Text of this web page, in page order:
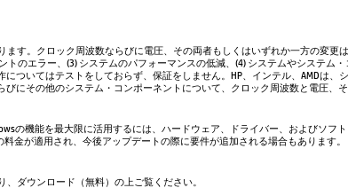
す。クロック周波数ならびに電圧、その両者もしくはいずれか一方の変更
のエラー、(3) システムのパフォーマンスの低減、(4) システムやシステム
ついてはテストをしておらず、保証をしません。HP、インテル、AMDは
にその他のシステム・コンポーネントについて、クロック周波数と電圧
の機能を最大限に活用するには、ハードウェア、ドライバー、およびソフ
金が適用され、今後アップデートの際に要件が追加される場合もあります。
、ダウンロード（無料）の上ご覧ください。